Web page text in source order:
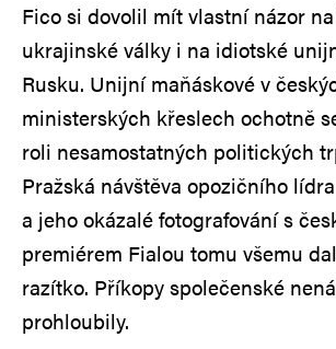
Fico si dovolil mít vlastní názor
ukrajinské války i na idiotské
Rusku. Unijní maňáskové v
ministerských křeslech ochotně
roli nesamostatných politických
Pražská návštěva opozičního
a jeho okázalé fotografování s
premiérem Fialou tomu všemu
razítko. Příkopy společenské
prohloubily.